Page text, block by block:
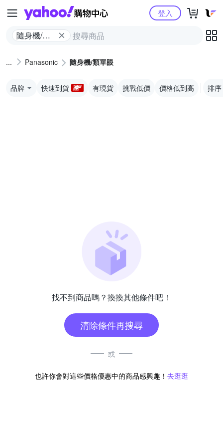
Yahoo購物中心
隨身機/類
登入
Panasonic 隨身機/類單眼
品牌 快速到貨 有現貨 挑戰低價 價格低到高 排序
找不到商品嗎？換換其他條件吧！
清除條件再搜尋
或
也許你會對這些價格優惠中的商品感興趣！ 去逛逛